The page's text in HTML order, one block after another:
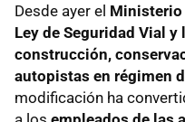
Desde ayer el
Ley de Seguridad Vial y
construcción,
autopistas en régimen
modificación ha